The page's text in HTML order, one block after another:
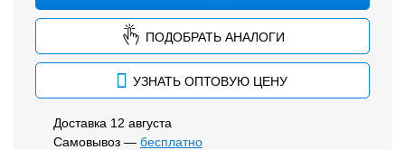
Архитектурные
Аварийные
Опоры освещения и консоли
Бактерицидные рециркуляторы
ПОДОБРАТЬ АНАЛОГИ
УЗНАТЬ ОПТОВУЮ ЦЕНУ
Доставка 12 августа
Самовывоз — бесплатно